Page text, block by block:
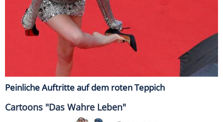
Peinliche Auftritte auf dem roten Teppich
Cartoons "Das Wahre Leben"